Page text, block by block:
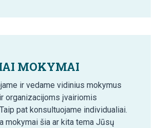
MOKYMAI
ir vedame vidinius mokymus
organizacijoms įvairiomis
pat konsultuojame individualiai.
mokymai šia ar kita tema Jūsų